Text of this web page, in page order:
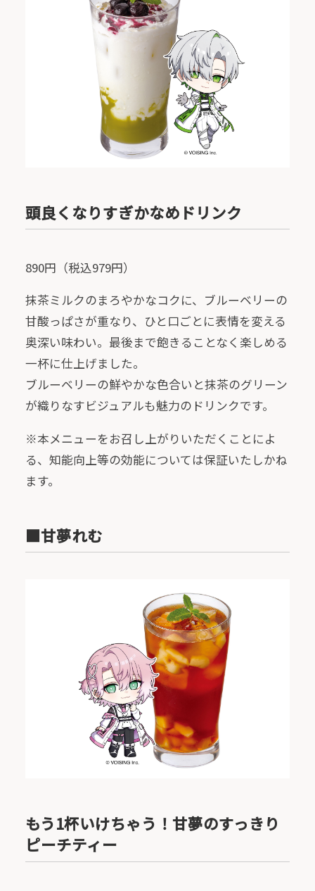
頭良くなりすぎかなめドリンク
890円（税込979円）
抹茶ミルクのまろやかなコクに、ブルーベリーの
甘酸っぱさが重なり、ひと口ごとに表情を変える
奥深い味わい。最後まで飽きることなく楽しめる
一杯に仕上げました。
ブルーベリーの鮮やかな色合いと抹茶のグリーン
が織りなすビジュアルも魅力のドリンクです。
※本メニューをお召し上がりいただくことによ
る、知能向上等の効能については保証いたしかね
ます。
■甘夢れむ
もう1杯いけちゃう！甘夢のすっきり
ピーチティー